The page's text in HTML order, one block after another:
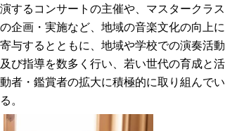
演するコンサートの主催や、マスタークラス
の企画・実施など、地域の音楽文化の向上に
寄与するとともに、地域や学校での演奏活動
及び指導を数多く行い、若い世代の育成と活
動者・鑑賞者の拡大に積極的に取り組んでい
る。